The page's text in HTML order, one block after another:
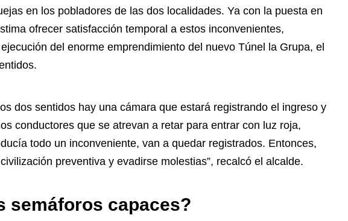
en los pobladores de las dos localidades. Ya con la puesta en
ofrecer satisfacción temporal a estos inconvenientes,
del enorme emprendimiento del nuevo Túnel la Grupa, el
dos sentidos hay una cámara que estará registrando el ingreso y
conductores que se atrevan a retar para entrar con luz roja,
todo un inconveniente, van a quedar registrados. Entonces,
preventiva y evadirse molestias”, recalcó el alcalde.
semáforos capaces?